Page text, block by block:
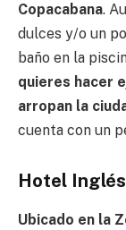
Copacabana.
dulces y/o un
baño en la
quieres hacer
arropan la
cuenta con un
Hotel Inglés
Ubicado en la